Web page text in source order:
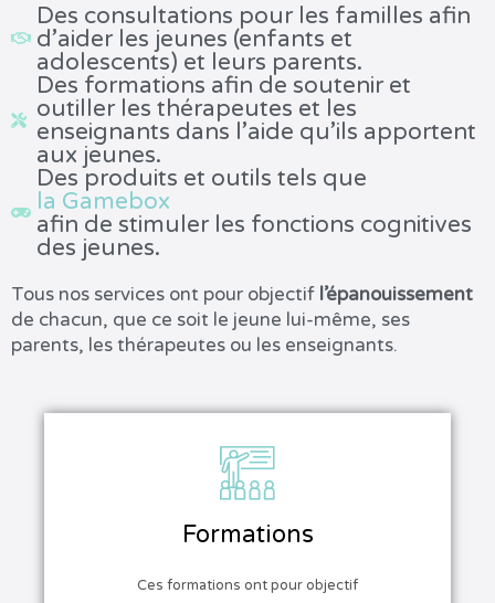
Des consultations pour les familles afin
d’aider les jeunes (enfants et
adolescents) et leurs parents.
Des formations afin de soutenir et
outiller les thérapeutes et les
enseignants dans l’aide qu’ils apportent
aux jeunes.
Des produits et outils tels que
la Gamebox
afin de stimuler les fonctions cognitives
des jeunes.
Tous nos services ont pour objectif l’épanouissement
de chacun, que ce soit le jeune lui-même, ses
parents, les thérapeutes ou les enseignants.
Formations
Ces formations ont pour objectif